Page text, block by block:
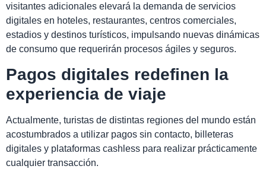
visitantes adicionales elevará la demanda de servicios
digitales en hoteles, restaurantes, centros comerciales,
estadios y destinos turísticos, impulsando nuevas dinámicas
de consumo que requerirán procesos ágiles y seguros.
Pagos digitales redefinen la
experiencia de viaje
Actualmente, turistas de distintas regiones del mundo están
acostumbrados a utilizar pagos sin contacto, billeteras
digitales y plataformas cashless para realizar prácticamente
cualquier transacción.